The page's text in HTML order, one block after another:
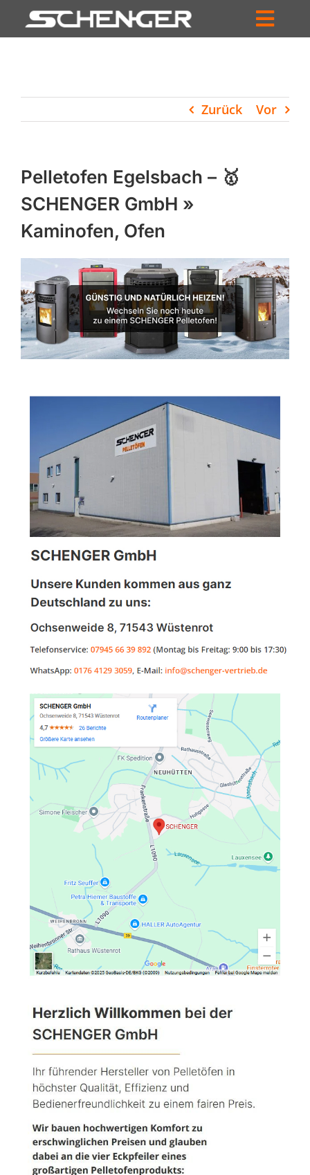
Inhalt
HÄNDLERSUCHE
UNTERNEHMEN
PROFIL
WARENKORB
PRODUCTS
SEARCH
Zurück Vor
Pelletofen Egelsbach – 🥇
SCHENGER GmbH »
Kaminofen, Ofen